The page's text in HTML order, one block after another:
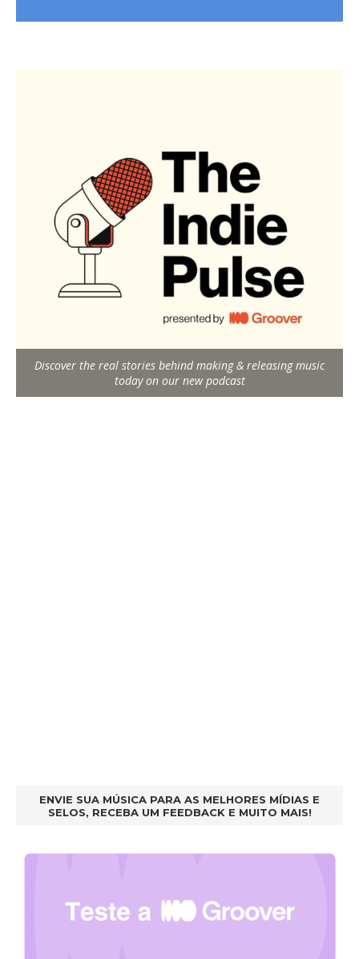
Discover the real stories behind making & releasing music
today on our new podcast
ENVIE SUA MÚSICA PARA AS MELHORES MÍDIAS E
SELOS, RECEBA UM FEEDBACK E MUITO MAIS!